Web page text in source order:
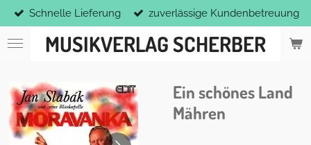
Zum
Hauptinhalt
springenMUSIKVERLAG SCHERBER
Schnelle Lieferung zuverlässige Kundenbetreuung
Ein schönes Land
Mähren